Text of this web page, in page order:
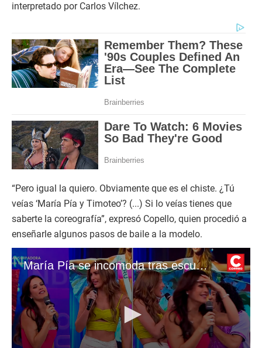
interpretado por Carlos Vílchez.
“Pero igual la quiero. Obviamente que es el chiste. ¿Tú
veías ‘María Pía y Timoteo’? (...) Si lo veías tienes que
saberte la coreografía”, expresó Copello, quien procedió a
enseñarle algunos pasos de baile a la modelo.
María Pía se incomoda tras escuchar comentario de Alessia Rovegno: “Me dijo tía”